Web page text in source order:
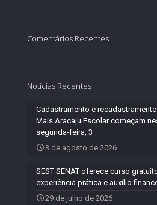
Comentários Recentes
Notícias Recentes
Cadastramento e
Mais Aracaju Escolar começam
segunda-feira, 3
3 de agosto de 2026
SEST SENAT oferece curso
experiência prática e auxílio
29 de julho de 2026